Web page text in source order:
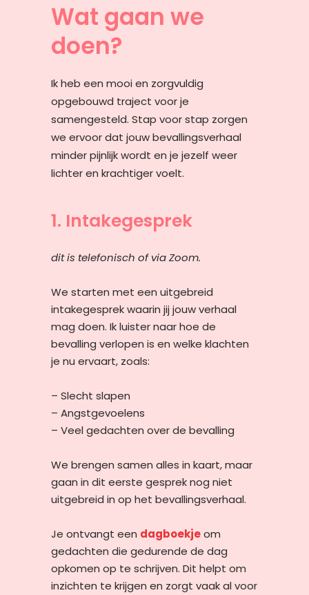
Wat gaan we
doen?
Ik heb een mooi en zorgvuldig
opgebouwd traject voor je
samengesteld. Stap voor stap zorgen
we ervoor dat jouw bevallingsverhaal
minder pijnlijk wordt en je jezelf weer
lichter en krachtiger voelt.
1. Intakegesprek
dit is telefonisch of via Zoom.
We starten met een uitgebreid
intakegesprek waarin jij jouw verhaal
mag doen. Ik luister naar hoe de
bevalling verlopen is en welke klachten
je nu ervaart, zoals:
– Slecht slapen
– Angstgevoelens
– Veel gedachten over de bevalling
We brengen samen alles in kaart, maar
gaan in dit eerste gesprek nog niet
uitgebreid in op het bevallingsverhaal.
Je ontvangt een dagboekjeom
gedachten die gedurende de dag
opkomen op te schrijven. Dit helpt om
inzichten te krijgen en zorgt vaak al voor